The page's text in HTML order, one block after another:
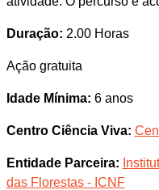
Duração: 2.00 Horas
Ação gratuita
Idade Mínima: 6 anos
Centro Ciência Viva:
Entidade Parceira:
das Florestas - ICNF